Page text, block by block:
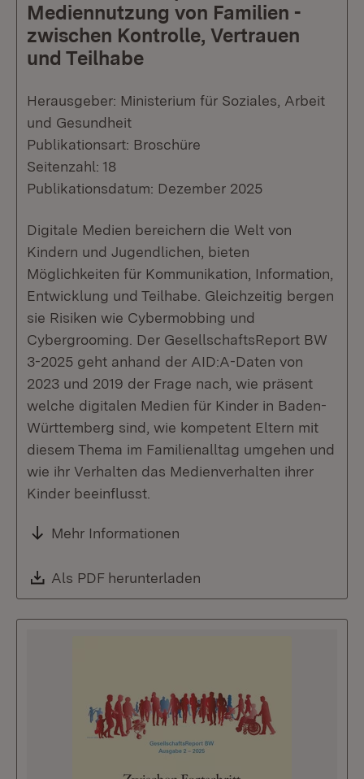
Mediennutzung von Familien -
zwischen Kontrolle, Vertrauen
und Teilhabe
Herausgeber: Ministerium für Soziales, Arbeit
und Gesundheit
Publikationsart: Broschüre
Seitenzahl: 18
Publikationsdatum: Dezember 2025
Digitale Medien bereichern die Welt von
Kindern und Jugendlichen, bieten
Möglichkeiten für Kommunikation, Information,
Entwicklung und Teilhabe. Gleichzeitig bergen
sie Risiken wie Cybermobbing und
Cybergrooming. Der GesellschaftsReport BW
3-2025 geht anhand der AID:A-Daten von
2023 und 2019 der Frage nach, wie präsent
welche digitalen Medien für Kinder in Baden-
Württemberg sind, wie kompetent Eltern mit
diesem Thema im Familienalltag umgehen und
wie ihr Verhalten das Medienverhalten ihrer
Kinder beeinflusst.
Mehr Informationen
Download:
Als PDF herunterladen